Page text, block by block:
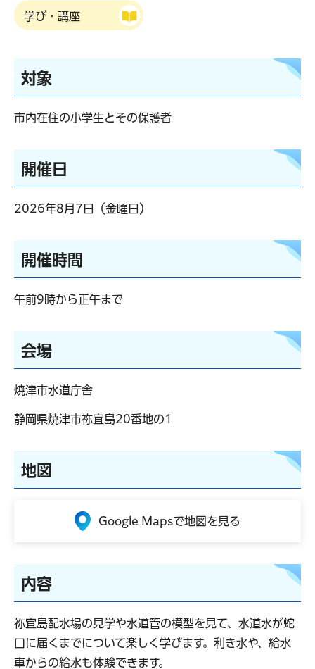
学び・講座
対象
市内在住の小学生とその保護者
開催日
2026年8月7日（金曜日）
開催時間
午前9時から正午まで
会場
焼津市水道庁舎
静岡県焼津市祢宜島20番地の1
地図
Google Mapsで地図を見る
内容
祢宜島配水場の見学や水道管の模型を見て、水道水が蛇
口に届くまでについて楽しく学びます。利き水や、給水
車からの給水も体験できます。